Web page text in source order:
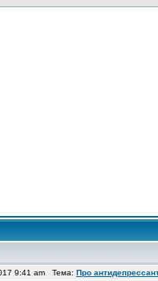
9:41 am Тема: Про